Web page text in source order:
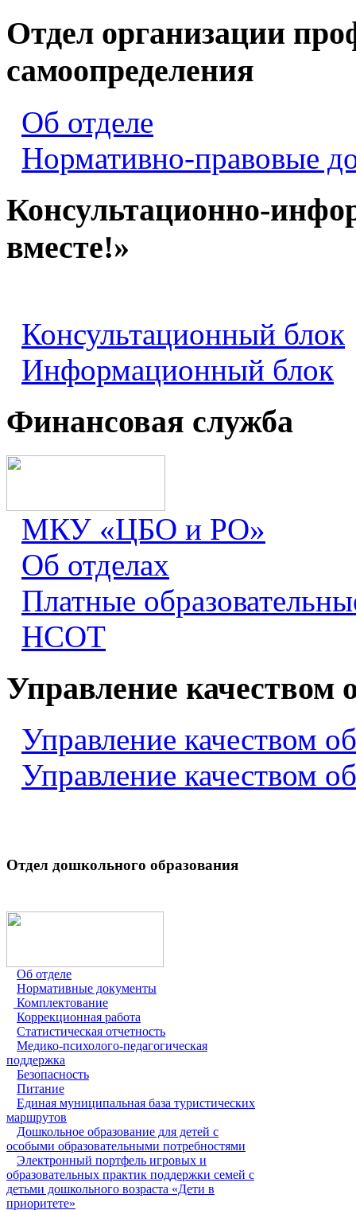
Отдел организации
самоопределения
Об отделе
Нормативно-правовые
Консультационно-
вместе!»
Консультационный блок
Информационный блок
Финансовая служба
МКУ «ЦБО и РО»
Об отделах
Платные
НСОТ
Управление качеством
Управление качеством
Управление качеством
Отдел дошкольного образования
Об отделе
Нормативные документы
Комплектование
Коррекционная работа
Статистическая отчетность
Медико-психолого-педагогическая
поддержка
Безопасность
Питание
Единая муниципальная база туристических
маршрутов
Дошкольное образование для детей с
особыми образовательными потребностями
Электронный портфель игровых и
образовательных практик поддержки семей с
детьми дошкольного возраста «Дети в
приоритете»